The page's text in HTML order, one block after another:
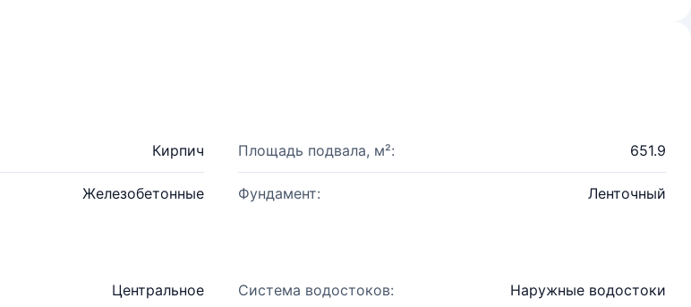
Кирпич Площадь подвала, м²: 651.9
Железобетонные Фундамент: Ленточный
Центральное Система водостоков: Наружные водостоки